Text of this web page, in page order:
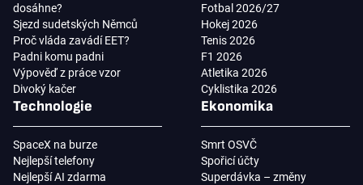
dosáhne?
Sjezd sudetských Němců
Proč vláda zavádí EET?
Padni komu padni
Výpověď z práce vzor
Divoký kačer
Fotbal 2026/27
Hokej 2026
Tenis 2026
F1 2026
Atletika 2026
Cyklistika 2026
Technologie
SpaceX na burze
Nejlepší telefony
Nejlepší AI zdarma
Ekonomika
Smrt OSVČ
Spořicí účty
Superdávka – změny